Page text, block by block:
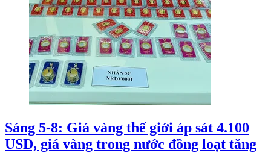
Sáng 5-8: Giá vàng thế giới áp sát 4.100
USD, giá vàng trong nước đồng loạt tăng